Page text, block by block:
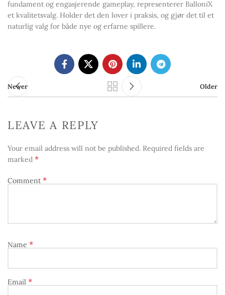
fundament og engasjerende gameplay, representerer BalloniX
et kvalitetsvalg. Holder det den lover i praksis, og gjør det til et
naturlig valg for både nye og erfarne spillere.
Newer Older
LEAVE A REPLY
Your email address will not be published. Required fields are
marked *
Comment *
Name *
Email *